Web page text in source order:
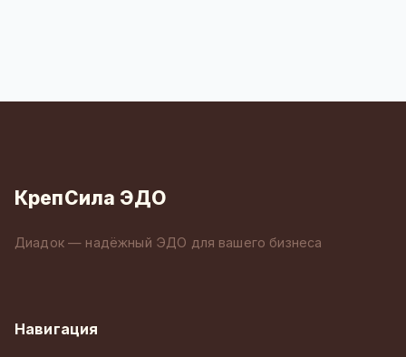
КрепСила ЭДО
Диадок — надёжный ЭДО для вашего бизнеса
Навигация